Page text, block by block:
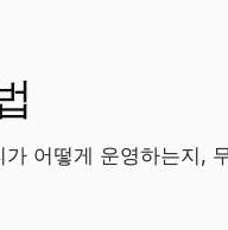
어떻게 운영하는지,